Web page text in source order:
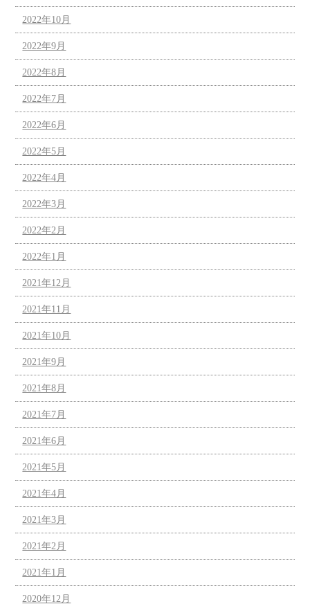
2022年10月
2022年9月
2022年8月
2022年7月
2022年6月
2022年5月
2022年4月
2022年3月
2022年2月
2022年1月
2021年12月
2021年11月
2021年10月
2021年9月
2021年8月
2021年7月
2021年6月
2021年5月
2021年4月
2021年3月
2021年2月
2021年1月
2020年12月